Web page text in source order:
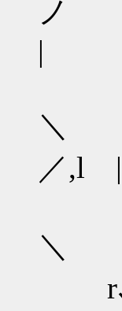
|
＼
／,l |
＼
r